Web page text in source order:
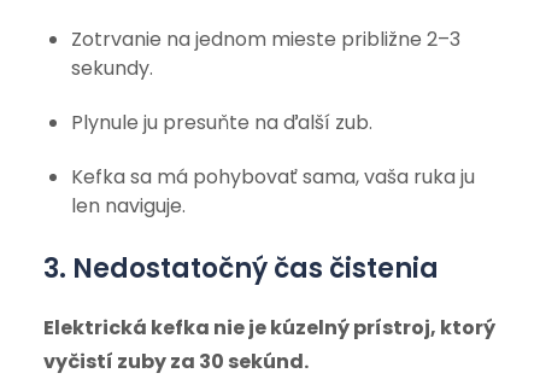
Zotrvanie na jednom mieste približne 2–3
sekundy.
Plynule ju presuňte na ďalší zub.
Kefka sa má pohybovať sama, vaša ruka ju
len naviguje.
3. Nedostatočný čas čistenia
Elektrická kefka nie je kúzelný prístroj, ktorý
vyčistí zuby za 30 sekúnd.